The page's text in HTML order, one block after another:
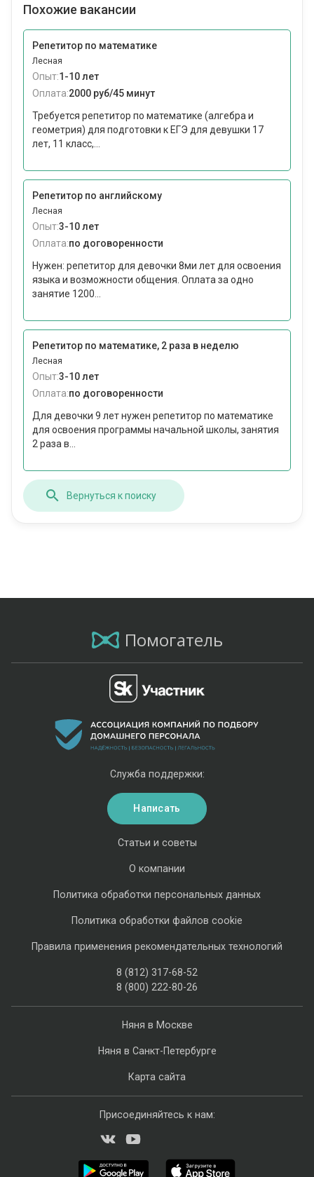
Похожие вакансии
Репетитор по математике
Лесная
Опыт:1-10 лет
Оплата:2000 руб/45 минут
Требуется репетитор по математике (алгебра и
геометрия) для подготовки к ЕГЭ для девушки 17
лет, 11 класс,...
Репетитор по английскому
Лесная
Опыт:3-10 лет
Оплата:по договоренности
Нужен: репетитор для девочки 8ми лет для освоения
языка и возможности общения. Оплата за одно
занятие 1200...
Репетитор по математике, 2 раза в неделю
Лесная
Опыт:3-10 лет
Оплата:по договоренности
Для девочки 9 лет нужен репетитор по математике
для освоения программы начальной школы, занятия
2 раза в...
Вернуться к поиску
Помогатель
Няня в Москве
Няня в Санкт-Петербурге
Карта сайта
Статьи и советы
О компании
Политика обработки персональных данных
Политика обработки файлов cookie
Правила применения рекомендательных технологий
8 (812) 317-68-52
8 (800) 222-80-26
Служба поддержки:
Написать
Присоединяйтесь к нам: